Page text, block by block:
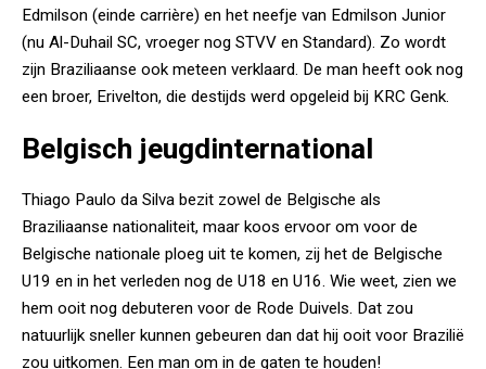
Edmilson (einde carrière) en het neefje van Edmilson Junior
(nu Al-Duhail SC, vroeger nog STVV en Standard). Zo wordt
zijn Braziliaanse ook meteen verklaard. De man heeft ook nog
een broer, Erivelton, die destijds werd opgeleid bij KRC Genk.
Belgisch jeugdinternational
Thiago Paulo da Silva bezit zowel de Belgische als
Braziliaanse nationaliteit, maar koos ervoor om voor de
Belgische nationale ploeg uit te komen, zij het de Belgische
U19 en in het verleden nog de U18 en U16. Wie weet, zien we
hem ooit nog debuteren voor de Rode Duivels. Dat zou
natuurlijk sneller kunnen gebeuren dan dat hij ooit voor Brazilië
zou uitkomen. Een man om in de gaten te houden!